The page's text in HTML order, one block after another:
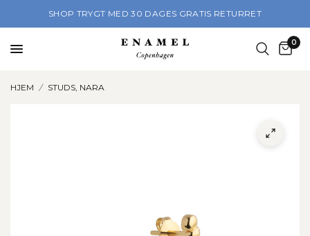
SHOP TRYGT MED 30 DAGES GRATIS RETURRET
0
HJEM / STUDS, NARA